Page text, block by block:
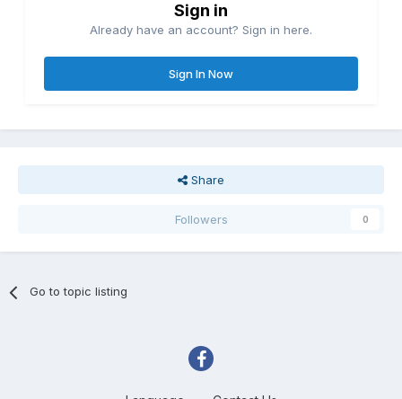
Sign in
Already have an account? Sign in here.
Sign In Now
Share
Followers 0
Go to topic listing